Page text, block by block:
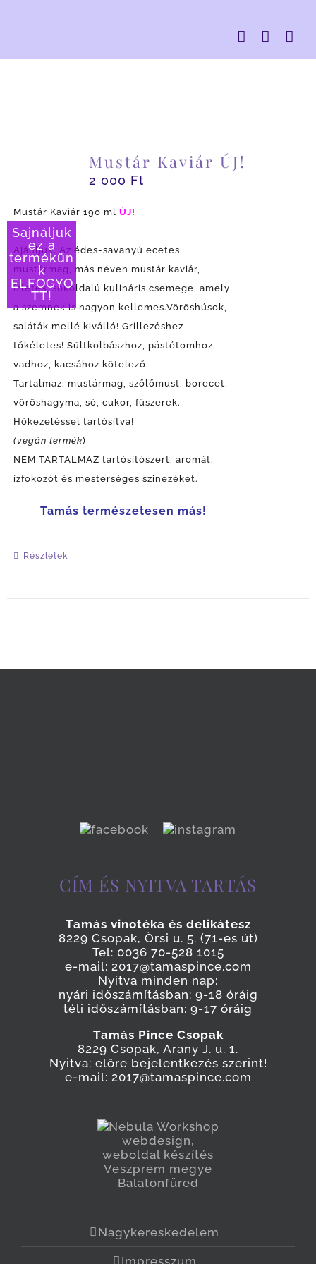
Sajnáljuk
ez a
termékün
k
ELFOGYO
TT!
Mustár Kaviár ÚJ!
2 000 Ft
Mustár Kaviár 190 ml ÚJ!
Ajánljuk: Az édes-savanyú ecetes
mustármag, más néven mustár kaviár,
ízletes, sokoldalú kulináris csemege, amely
a szemnek is nagyon kellemes.Vöröshúsok,
saláták mellé kiválló! Grillezéshez
tőkéletes! Sültkolbászhoz, pástétomhoz,
vadhoz, kacsához kötelező.
Tartalmaz: mustármag, szőlőmust, borecet,
vöröshagyma, só, cukor, fűszerek.
Hőkezeléssel tartósítva!
(vegán termék)
NEM TARTALMAZ tartósítószert, aromát,
ízfokozót és mesterséges szinezéket.
Tamás természetesen más!
Részletek
CÍM ÉS NYITVA TARTÁS
Tamás vinotéka és delikátesz
8229 Csopak, Őrsi u. 5. (71-es út)
Tel: 0036 70-528 1015
e-mail: 2017@tamaspince.com
Nyitva minden nap:
nyári időszámításban: 9-18 óráig
téli időszámításban: 9-17 óráig
Tamás Pince Csopak
8229 Csopak, Arany J. u. 1.
Nyitva: előre bejelentkezés szerint!
e-mail: 2017@tamaspince.com
Nagykereskedelem
Impresszum